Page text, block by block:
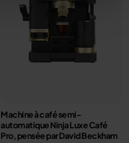
Machine à café semi-
automatique Ninja Luxe Café
Pro, pensée par David Beckham